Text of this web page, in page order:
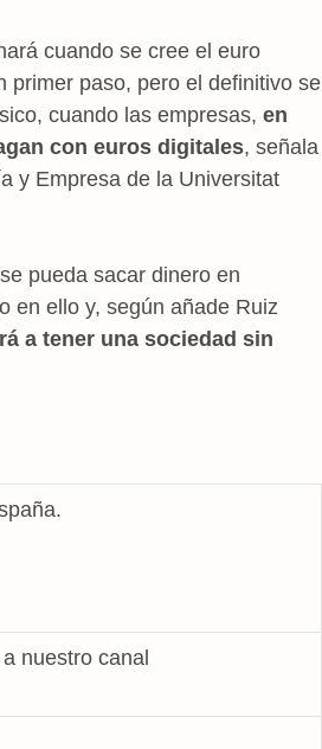
cuando se cree el euro
primer paso, pero el definitivo se
cuando las empresas, en
con euros digitales, señala
y Empresa de la Universitat
pueda sacar dinero en
en ello y, según añade Ruiz
a tener una sociedad sin
nuestro canal